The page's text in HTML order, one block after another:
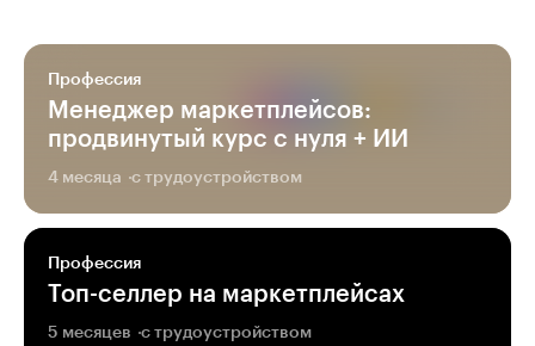
Профессия
Менеджер маркетплейсов:
продвинутый курс с нуля + ИИ
4 месяца с трудоустройством
Профессия
Топ-селлер на маркетплейсах
5 месяцев с трудоустройством